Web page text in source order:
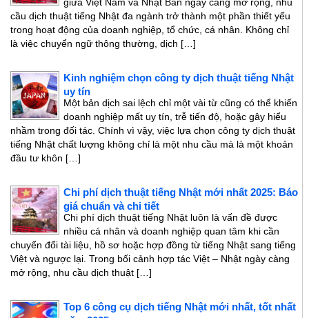
giữa Việt Nam và Nhật Bản ngày càng mở rộng, nhu
cầu dịch thuật tiếng Nhật đa ngành trở thành một phần thiết yếu
trong hoạt động của doanh nghiệp, tổ chức, cá nhân. Không chỉ
là việc chuyển ngữ thông thường, dịch […]
Kinh nghiệm chọn công ty dịch thuật tiếng Nhật
uy tín
Một bản dịch sai lệch chỉ một vài từ cũng có thể khiến
doanh nghiệp mất uy tín, trễ tiến độ, hoặc gây hiểu
nhầm trong đối tác. Chính vì vậy, việc lựa chọn công ty dịch thuật
tiếng Nhật chất lượng không chỉ là một nhu cầu mà là một khoản
đầu tư khôn […]
Chi phí dịch thuật tiếng Nhật mới nhất 2025: Báo
giá chuẩn và chi tiết
Chi phí dịch thuật tiếng Nhật luôn là vấn đề được
nhiều cá nhân và doanh nghiệp quan tâm khi cần
chuyển đổi tài liệu, hồ sơ hoặc hợp đồng từ tiếng Nhật sang tiếng
Việt và ngược lại. Trong bối cảnh hợp tác Việt – Nhật ngày càng
mở rộng, nhu cầu dịch thuật […]
Top 6 công cụ dịch tiếng Nhật mới nhất, tốt nhất